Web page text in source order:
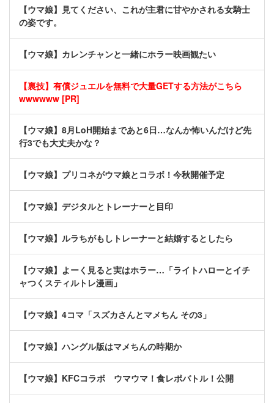
【ウマ娘】見てください、これが主君に甘やかされる女騎士
の姿です。
【ウマ娘】カレンチャンと一緒にホラー映画観たい
【裏技】有償ジュエルを無料で大量GETする方法がこちら
wwwwww [PR]
【ウマ娘】8月LoH開始まであと6日…なんか怖いんだけど先
行3でも大丈夫かな？
【ウマ娘】プリコネがウマ娘とコラボ！今秋開催予定
【ウマ娘】デジタルとトレーナーと目印
【ウマ娘】ルラちがもしトレーナーと結婚するとしたら
【ウマ娘】よーく見ると実はホラー…「ライトハローとイチ
ャつくスティルトレ漫画」
【ウマ娘】4コマ「スズカさんとマメちん その3」
【ウマ娘】ハングル版はマメちんの時期か
【ウマ娘】KFCコラボ ウマウマ！食レポバトル！公開